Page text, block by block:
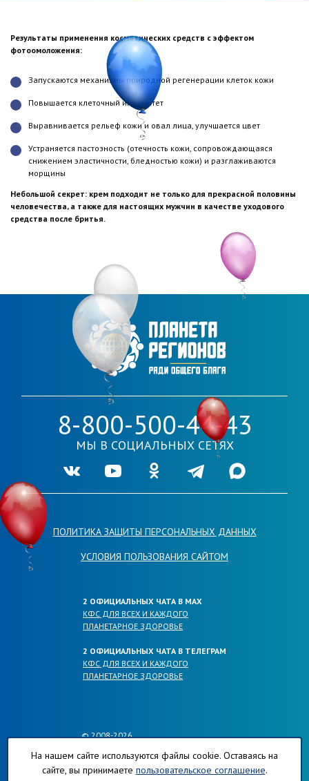
Результаты применения косметических средств с эффектом
фотоомоложения:
Запускаются механизмы природной регенерации клеток кожи
Повышается клеточный иммунитет
Выравнивается рельеф кожи и овал лица, улучшается цвет
Устраняется пастозность (отечность кожи, сопровождающаяся
снижением эластичности, бледностью кожи) и разглаживаются
морщины
Небольшой секрет: крем подходит не только для прекрасной половины
человечества, а также для настоящих мужчин в качестве уходового
средства после бритья.
8-800-500-44-43
МЫ В СОЦИАЛЬНЫХ СЕТЯХ
Ссылка на нашу группу во VKontakte
Ссылка на наш канал в Youtube
Ссылка на нашу группу в
Ссылка на наш канал в
Ссылка на наш
ПОЛИТИКА ЗАЩИТЫ ПЕРСОНАЛЬНЫХ ДАННЫХ
УСЛОВИЯ ПОЛЬЗОВАНИЯ САЙТОМ
2 ОФИЦИАЛЬНЫХ ЧАТА В МАХ
КФС ДЛЯ ВСЕХ И КАЖДОГО
ПЛАНЕТАРНОЕ ЗДОРОВЬЕ
2 ОФИЦИАЛЬНЫХ ЧАТА В ТЕЛЕГРАМ
КФС ДЛЯ ВСЕХ И КАЖДОГО
ПЛАНЕТАРНОЕ ЗДОРОВЬЕ
© 2008-2026
ПЛАНЕТА-РЕГИОНОВ.РФ
КФС-ПЛАНЕТА-РЕГИОНОВ.РФ
На нашем сайте используются файлы cookie. Оставаясь на
сайте, вы принимаете пользовательское соглашение.